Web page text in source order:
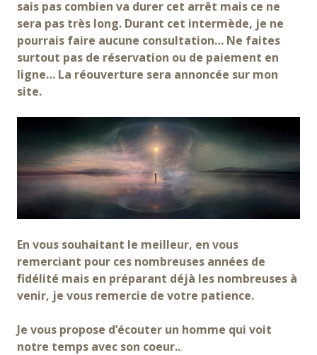
sais pas combien va durer cet arrêt mais ce ne
sera pas très long. Durant cet intermède, je ne
pourrais faire aucune consultation… Ne faites
surtout pas de réservation ou de paiement en
ligne… La réouverture sera annoncée sur mon
site.
En vous souhaitant le meilleur, en vous
remerciant pour ces nombreuses années de
fidélité mais en préparant déjà les nombreuses à
venir, je vous remercie de votre patience.
Je vous propose d’écouter un homme qui voit
notre temps avec son coeur...